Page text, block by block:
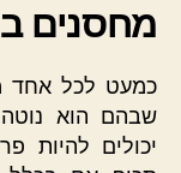
מחסנים
כמעט לכל אחד
שבהם הוא נוטה
יכולים להיות